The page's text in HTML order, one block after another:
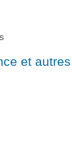
et